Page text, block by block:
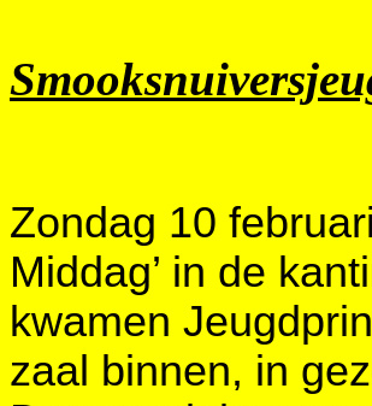
Zondag 10
Middag’ in de
kwamen
zaal binnen, in